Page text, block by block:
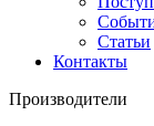
Статьи
Контакты
Производители